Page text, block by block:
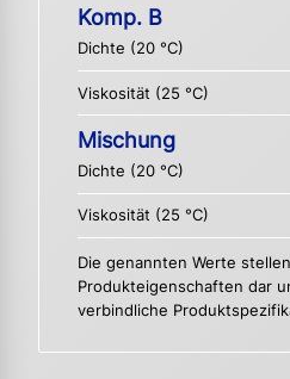
Komp. B
Dichte (20 °C)
Viskosität (25 °C)
Mischung
Dichte (20 °C)
Viskosität (25 °C)
Die genannten Werte
Produkteigenschaften dar
verbindliche